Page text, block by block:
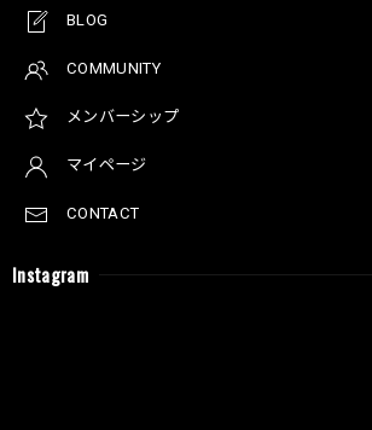
BLOG
COMMUNITY
メンバーシップ
マイページ
CONTACT
Instagram